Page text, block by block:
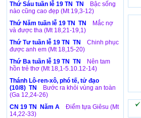
Thứ Sáu tuần lễ 19 TN TN
Bậc sống
nào cũng cao đẹp (Mt 19,3-12)
Thứ Năm tuần lễ 19 TN TN
Mắc nợ
và được tha (Mt 18,21-19,1)
Thứ Tư tuần lễ 19 TN TN
Chinh phục
được anh em (Mt 18,15-20)
Thứ Ba tuần lễ 19 TN TN
Nên tam
hồn trẻ thơ (Mt 18,1-5.10.12-14)
Thánh Lô-ren-xô, phó tế, tử đạo
(10/8) TN
Bước ra khỏi vùng an toàn
(Ga 12,24-26)
CN 19 TN Năm A
Điểm tựa Giêsu (Mt
14,22-33)